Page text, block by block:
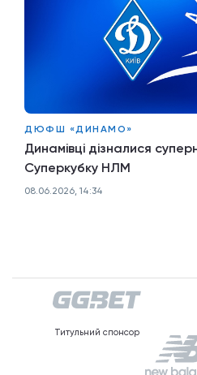
ДЮФШ «ДИНАМО»
Динамівці дізналися
Суперкубку НЛМ
08.06.2026, 14:34
Титульний спонсор